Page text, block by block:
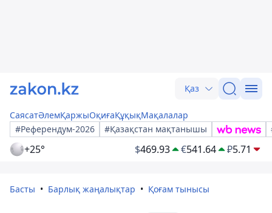
Қаз
СаясатӘлемҚаржыОқиғаҚұқықМақалалар
#Референдум-2026
#Қазақстан мақтанышы
+25° $469.93 €541.64 ₽5.71
Басты Барлық жаңалықтар Қоғам тынысы